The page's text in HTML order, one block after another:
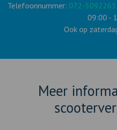
Telefoonnummer: 072-5092263
09:00 -
Ook op
Meer